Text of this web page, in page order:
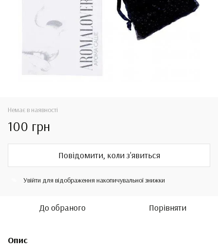
Немає в наявності
100 грн
Повідомити, коли з'явиться
Увійти для відображення накопичувальної знижки
До обраного Порівняти
Опис